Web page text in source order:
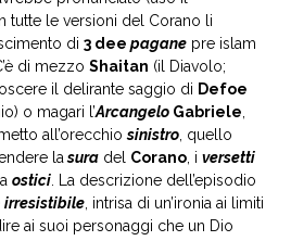
tutte le versioni del Corano li
di 3 dee pagane pre islam
di mezzo Shaitan (il Diavolo;
il delirante saggio di Defoe
o magari l’Arcangelo Gabriele
all’orecchiosinistro , quello
lasura del Corano , i versetti
ostici . La descrizione dell’episodio
irresistibile , intrisa di un’ironia ai limiti
ai suoi personaggi che un Dio